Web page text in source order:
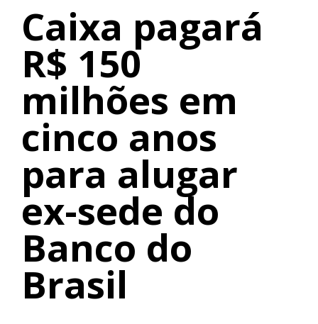
Caixa pagará
R$ 150
milhões em
cinco anos
para alugar
ex-sede do
Banco do
Brasil